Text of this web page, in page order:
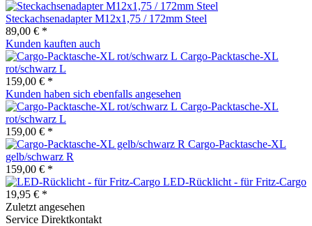
Steckachsenadapter M12x1,75 / 172mm Steel
89,00 € *
Kunden kauften auch
Cargo-Packtasche-XL
rot/schwarz L
159,00 € *
Kunden haben sich ebenfalls angesehen
Cargo-Packtasche-XL
rot/schwarz L
159,00 € *
Cargo-Packtasche-XL
gelb/schwarz R
159,00 € *
LED-Rücklicht - für Fritz-Cargo
19,95 € *
Zuletzt angesehen
Service Direktkontakt